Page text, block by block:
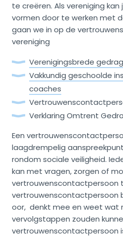
te creëren. Als vereniging
vormen door te werken met
gaan we in op de
vereniging
Verenigingsbrede
Vakkundig geschoolde
coaches
Verklaring Omtrent
Een
laagdrempelig
rondom sociale veiligheid.
kan met vragen, zorgen of
vertrouwenscontactpersoon
vertrouwenscontactpersoon
oor, denkt mee en weet wat
vervolgstappen zouden
vertrouwenscontactpersoon